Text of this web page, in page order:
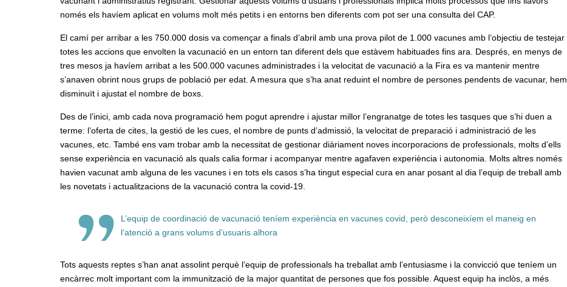
només els havíem aplicat en volums molt més petits i en entorns ben diferents com pot ser una consulta del CAP.
El camí per arribar a les 750.000 dosis va començar a finals d’abril amb una prova pilot de 1.000 vacunes amb l’objectiu de testejar
totes les accions que envolten la vacunació en un entorn tan diferent dels que estàvem habituades fins ara. Després, en menys de
tres mesos ja havíem arribat a les 500.000 vacunes administrades i la velocitat de vacunació a la Fira es va mantenir mentre
s’anaven obrint nous grups de població per edat. A mesura que s’ha anat reduint el nombre de persones pendents de vacunar, hem
disminuït i ajustat el nombre de boxs.
Des de l’inici, amb cada nova programació hem pogut aprendre i ajustar millor l’engranatge de totes les tasques que s’hi duen a
terme: l’oferta de cites, la gestió de les cues, el nombre de punts d’admissió, la velocitat de preparació i administració de les
vacunes, etc. També ens vam trobar amb la necessitat de gestionar diàriament noves incorporacions de professionals, molts d’ells
sense experiència en vacunació als quals calia formar i acompanyar mentre agafaven experiència i autonomia. Molts altres només
havien vacunat amb alguna de les vacunes i en tots els casos s’ha tingut especial cura en anar posant al dia l’equip de treball amb
les novetats i actualitzacions de la vacunació contra la covid-19.
L’equip de coordinació de vacunació teníem experiència en vacunes covid, però desconeixíem el maneig en
l’atenció a grans volums d’usuaris alhora
Tots aquests reptes s’han anat assolint perquè l’equip de professionals ha treballat amb l’entusiasme i la convicció que teníem un
encàrrec molt important com la immunització de la major quantitat de persones que fos possible. Aquest equip ha inclòs, a més